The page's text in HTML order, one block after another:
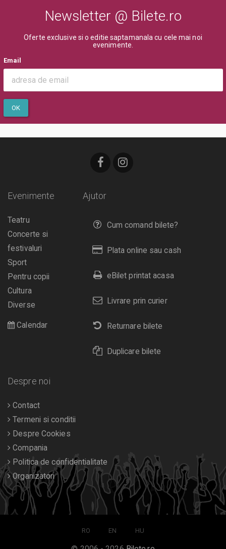
Newsletter @ Bilete.ro
Oferte exclusive si o editie saptamanala cu cele mai noi
evenimente.
Email
OK
Ajutor
Cum comand bilete?
Plata online sau cash
eBilet printat acasa
Livrare prin curier
Returnare bilete
Duplicare bilete
Evenimente
Teatru
Concerte si
festivaluri
Sport
Pentru copii
Cultura
Diverse
Calendar
Despre noi
Contact
Termeni si conditii
Despre Cookies
Compania
Politica de confidentialitate
Organizatori
RO EN HU